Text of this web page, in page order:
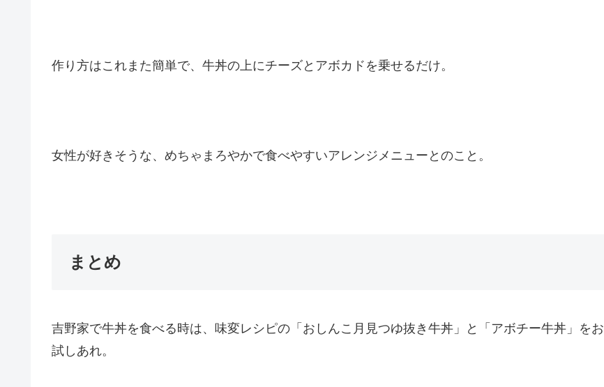
作り方はこれまた簡単で、牛丼の上にチーズとアボカドを乗せるだけ。
女性が好きそうな、めちゃまろやかで食べやすいアレンジメニューとのこと。
まとめ
吉野家で牛丼を食べる時は、味変レシピの「おしんこ月見つゆ抜き牛丼」と「アボチー牛丼」をお
試しあれ。